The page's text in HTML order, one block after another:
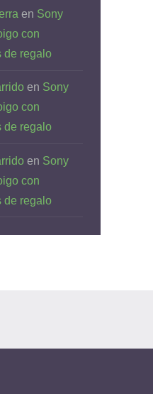
en Sony
con
de regalo
en Sony
con
de regalo
en Sony
con
de regalo